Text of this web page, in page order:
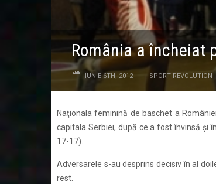
România a încheiat
IUNIE 6TH, 2012 SPORT REVOLUTION
Naţionala feminină de baschet a
capitala Serbiei, după ce a fost învinsă şi
17-17).
Adversarele s-au desprins decisiv în al
rest.